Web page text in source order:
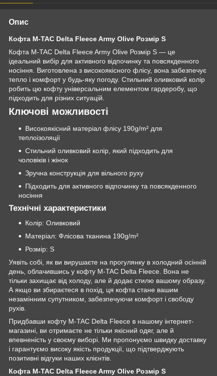
Опис
Кофта M-TAC Delta Fleece Army Olive Розмір S
Кофта M-TAC Delta Fleece Army Olive Розмір S — це
ідеальний вибір для активного відпочинку та повсякденного
носіння. Виготовлена з високоякісного флісу, вона забезпечує
тепло і комфорт у будь-яку погоду. Стильний оливковий колір
робить цю кофту універсальним елементом гардеробу, що
підходить для різних ситуацій.
Ключові можливості
Високоякісний матеріал флісу 190g/m² для
теплоізоляції
Стильний оливковий колір, який підходить для
чоловіків і жінок
Зручна конструкція для вільного руху
Підходить для активного відпочинку та повсякденного
носіння
Технічні характеристики
Колір: Оливковий
Матеріал: Флісова тканина 190g/m²
Розмір: S
Уявіть собі, як ви вирушаєте на прогулянку в холодний осінній
день, облачившись у кофту M-TAC Delta Fleece. Вона не
тільки захищає від холоду, але й додає стилю вашому образу.
А якщо ви збираєтеся в похід, ця кофта стане вашим
незамінним супутником, забезпечуючи комфорт і свободу
рухів.
Придбавши кофту M-TAC Delta Fleece в нашому інтернет-
магазині, ви отримаєте не тільки якісний одяг, але й
впевненість у своєму виборі. Ми пропонуємо швидку доставку
і гарантуємо високу якість продукції, що підтверджують
позитивні відгуки наших клієнтів.
Кофта M-TAC Delta Fleece Army Olive Розмір S